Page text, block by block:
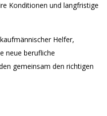
Konditionen und langfristige
Helfer,
neue berufliche
gemeinsam den richtigen